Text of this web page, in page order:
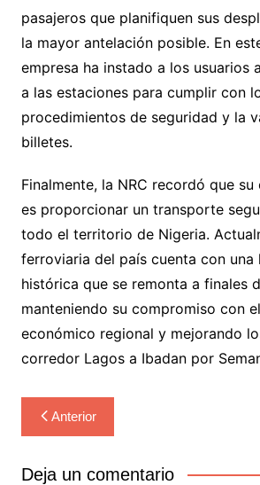
pasajeros que planifiquen sus
la mayor antelación posible. En
empresa ha instado a los usuarios
a las estaciones para cumplir con
procedimientos de seguridad y la
billetes.
Finalmente, la NRC recordó que
es proporcionar un transporte
todo el territorio de Nigeria.
ferroviaria del país cuenta con
histórica que se remonta a finales
manteniendo su compromiso con
económico regional y mejorando
corredor Lagos a Ibadan por
Navegación
de
entradas
Anterior
Deja un comentario